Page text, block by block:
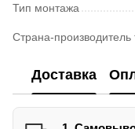
Тип монтажа
Страна-производитель
Доставка